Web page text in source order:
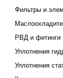
Фильтры и
РВД и фитинги
Уплотнения
Уплотнения